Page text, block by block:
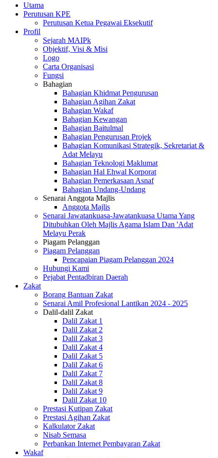
Utama
Perutusan KPE
Perutusan Ketua Pegawai Eksekutif
Profil
Sejarah MAIPk
Objektif, Visi & Misi
Logo
Carta Organisasi
Fungsi
Bahagian
Bahagian Khidmat Pengurusan
Bahagian Agihan Zakat
Bahagian Wakaf
Bahagian Kewangan
Bahagian Baitulmal
Bahagian Pengurusan Projek
Bahagian Komunikasi Strategik, Sekretariat &
Adat Melayu
Bahagian Teknologi Maklumat
Bahagian Hal Ehwal Korporat
Bahagian Pemerkasaan Asnaf
Bahagian Undang-Undang
Senarai Anggota Majlis
Anggota Majlis
Senarai Jawatankuasa-Jawatankuasa Utama Yang
Ditubuhkan Oleh Majlis Agama Islam Dan 'Adat
Melayu Perak
Piagam Pelanggan
Piagam Pelanggan
Pencapaian Piagam Pelanggan 2024
Hubungi Kami
Pejabat Pentadbiran Daerah
Zakat
Borang Bantuan Zakat
Senarai Amil Profesional Lantikan 2024 - 2025
Dalil-dalil Zakat
Dalil Zakat 1
Dalil Zakat 2
Dalil Zakat 3
Dalil Zakat 4
Dalil Zakat 5
Dalil Zakat 6
Dalil Zakat 7
Dalil Zakat 8
Dalil Zakat 9
Dalil Zakat 10
Prestasi Kutipan Zakat
Prestasi Agihan Zakat
Kalkulator Zakat
Nisab Semasa
Perbankan Internet Pembayaran Zakat
Wakaf